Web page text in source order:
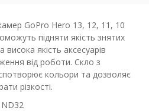
GoPro Hero 13, 12, 11, 10
підняти якість знятих
висока якість аксесуарів
від роботи. Скло з
кольори та дозволяє
різкості.